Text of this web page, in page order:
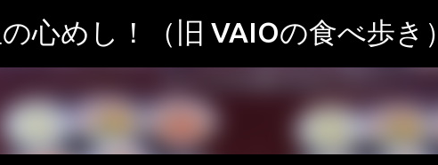
スキップしてメイン コンテンツに移動
心めし！（旧 VAIOの食べ歩き）